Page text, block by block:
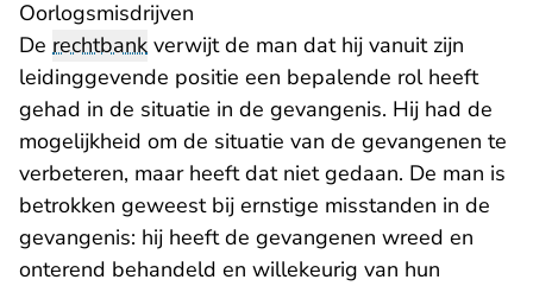
Oorlogsmisdrijven
De rechtbank verwijt de man dat hij vanuit zijn
leidinggevende positie een bepalende rol heeft
gehad in de situatie in de gevangenis. Hij had de
mogelijkheid om de situatie van de gevangenen te
verbeteren, maar heeft dat niet gedaan. De man is
betrokken geweest bij ernstige misstanden in de
gevangenis: hij heeft de gevangenen wreed en
onterend behandeld en willekeurig van hun